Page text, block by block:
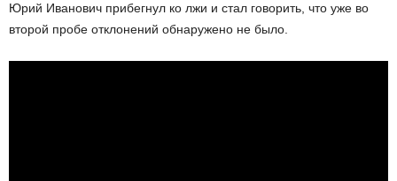
Юрий Иванович прибегнул ко лжи и стал говорить, что уже во
второй пробе отклонений обнаружено не было.